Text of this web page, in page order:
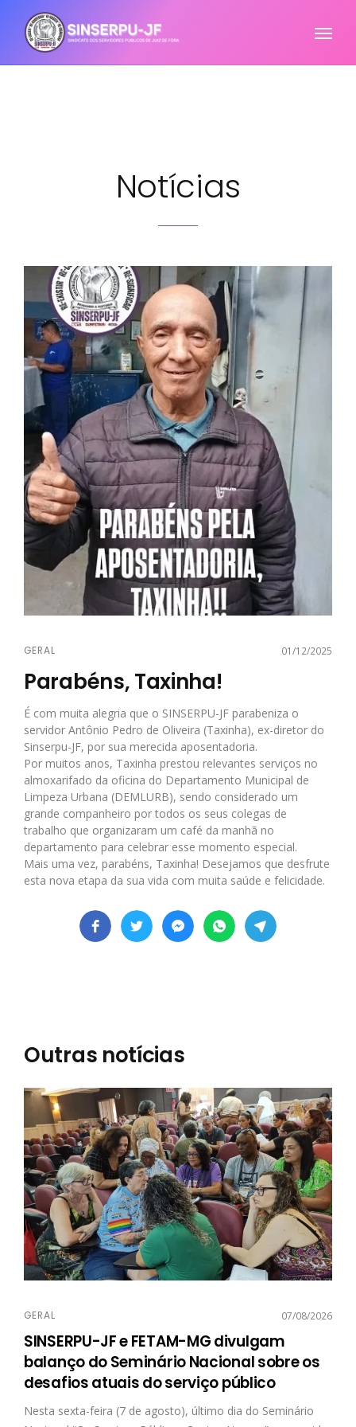
Notícias
GERAL 01/12/2025
Parabéns, Taxinha!
É com muita alegria que o SINSERPU-JF parabeniza o
servidor Antônio Pedro de Oliveira (Taxinha), ex-diretor do
Sinserpu-JF, por sua merecida aposentadoria.
Por muitos anos, Taxinha prestou relevantes serviços no
almoxarifado da oficina do Departamento Municipal de
Limpeza Urbana (DEMLURB), sendo considerado um
grande companheiro por todos os seus colegas de
trabalho que organizaram um café da manhã no
departamento para celebrar esse momento especial.
Mais uma vez, parabéns, Taxinha! Desejamos que desfrute
esta nova etapa da sua vida com muita saúde e felicidade.
Outras notícias
GERAL 07/08/2026
SINSERPU-JF e FETAM-MG divulgam
balanço do Seminário Nacional sobre os
desafios atuais do serviço público
Nesta sexta-feira (7 de agosto), último dia do Seminário